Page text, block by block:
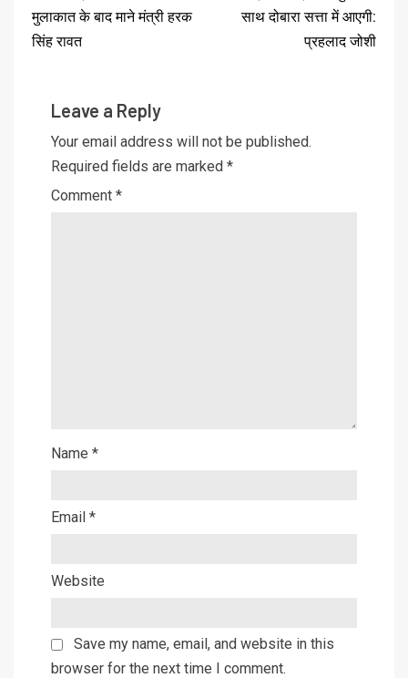
मुलाकात के बाद माने मंत्री हरक
सिंह रावत
साथ दोबारा सत्ता में आएगी:
प्रहलाद जोशी
Leave a Reply
Your email address will not be published.
Required fields are marked *
Comment *
Name *
Email *
Website
Save my name, email, and website in this
browser for the next time I comment.